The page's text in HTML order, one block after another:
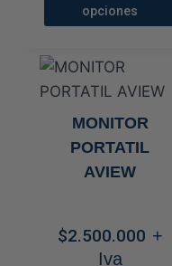
opciones
producto
tiene
variantes.
Las
opciones
pueden
elegir
MONITOR
PORTATIL
AVIEW
$2.500.000 +
Iva